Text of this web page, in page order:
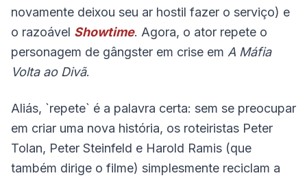
novamente deixou seu ar hostil fazer o serviço) e
o razoável Showtime. Agora, o ator repete o
personagem de gângster em crise em A Máfia
Volta ao Divã.
Aliás, `repete` é a palavra certa: sem se preocupar
em criar uma nova história, os roteiristas Peter
Tolan, Peter Steinfeld e Harold Ramis (que
também dirige o filme) simplesmente reciclam a